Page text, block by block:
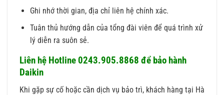
Ghi nhớ thời gian, địa chỉ liên hệ chính xác.
Tuân thủ hướng dẫn của tổng đài viên để quá trình xử
lý diễn ra suôn sẻ.
Liên hệ Hotline 0243.905.8868 để bảo hành
Daikin
Khi gặp sự cố hoặc cần dịch vụ bảo trì, khách hàng tại Hà